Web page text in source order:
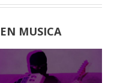
MUSICA